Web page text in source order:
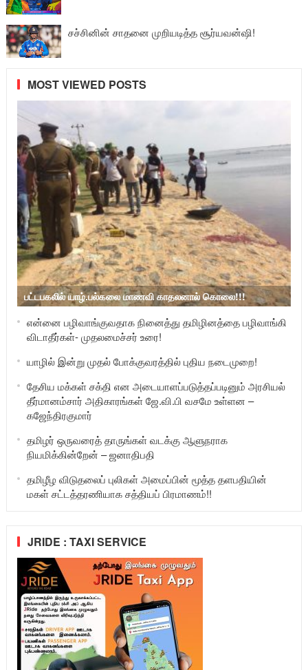
சச்சினின் சாதனை முறியடித்த சூர்யவன்ஷி!
MOST VIEWED POSTS
பட்டபகலில் யாழ்.பல்கலை மாணவி காதலனால் கொலை!!!
என்னை பழிவாங்குவதாக நினைத்து தமிழினத்தை பழிவாங்கி
விடாதீர்கள்- முதலமைச்சர் உரை!
யாழில் இன்று முதல் போக்குவரத்தில் புதிய நடைமுறை!
தேசிய மக்கள் சக்தி என அடையாளப்படுத்தப்படினும் அரசியல்
தீர்மானம்சார் அதிகாரங்கள் ஜே.வி.பி வசமே உள்ளன –
கஜேந்திரகுமார்
தமிழர் ஒருவரைத் தாருங்கள் வடக்கு ஆளுநராக
நியமிக்கின்றேன் – ஜனாதிபதி
தமிழீழ விடுதலைப் புலிகள் அமைப்பின் மூத்த தளபதியின்
மகள் சட்டத்தரணியாக சத்தியப் பிரமாணம்!!
JRIDE : TAXI SERVICE